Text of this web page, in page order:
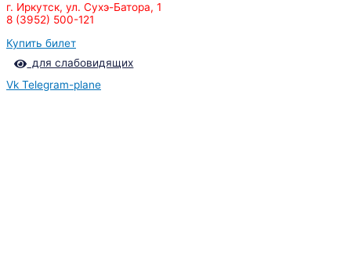
г. Иркутск, ул. Сухэ-Батора, 1
8 (3952) 500-121
Купить билет
для слабовидящих
Vk Telegram-plane